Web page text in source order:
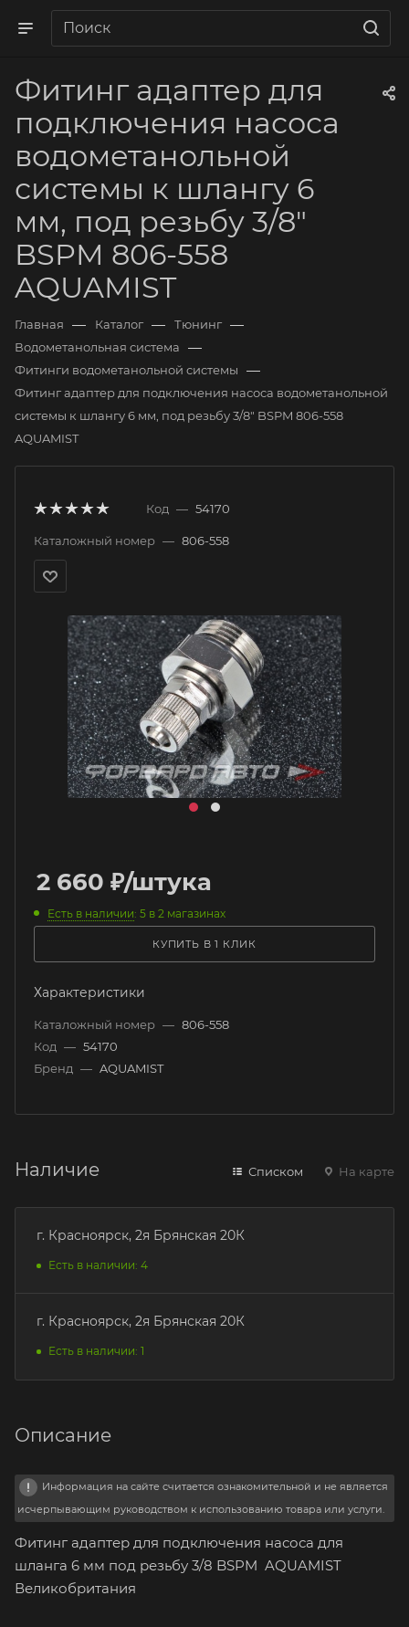
Фитинг адаптер для
подключения насоса
водометанольной
системы к шлангу 6
мм, под резьбу 3/8"
BSPM 806-558
AQUAMIST
Главная — Каталог — Тюнинг —
Водометанольная система —
Фитинги водометанольной системы —
Фитинг адаптер для подключения насоса водометанольной
системы к шлангу 6 мм, под резьбу 3/8" BSPM 806-558
AQUAMIST
Код — 54170
Каталожный номер — 806-558
2 660 ₽/штука
Есть в наличии: 5 в 2 магазинах
КУПИТЬ В 1 КЛИК
Характеристики
Каталожный номер — 806-558
Код — 54170
Бренд — AQUAMIST
Наличие Списком На карте
г. Красноярск, 2я Брянская 20К
Есть в наличии: 4
г. Красноярск, 2я Брянская 20К
Есть в наличии: 1
Описание
Информация на сайте считается ознакомительной и не является
исчерпывающим руководством к использованию товара или услуги.
Фитинг адаптер для подключения насоса для
шланга 6 мм под резьбу 3/8 BSPM AQUAMIST
Великобритания